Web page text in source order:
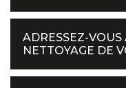
ADRESSEZ-
NETTOYAGE DE